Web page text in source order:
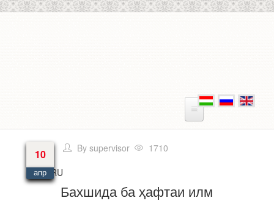
10
апр
Bysupervisor
1710
Язык RU
Бахшида ба ҳафтаи илм